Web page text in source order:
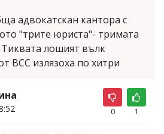
адвокатскан кантора с
"трите юриста"- тримата
лошият вълк
ВСС излязоха по хитри
0 1